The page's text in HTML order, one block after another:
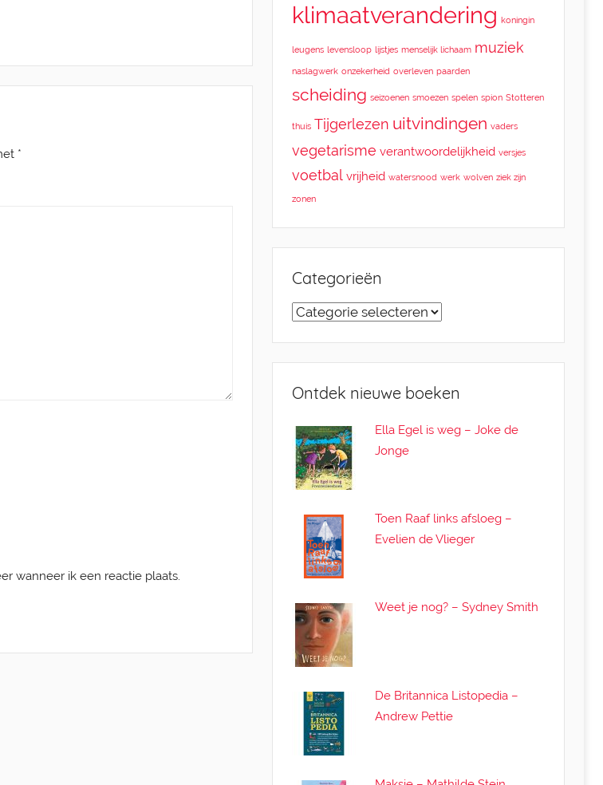
*
wanneer ik een reactie plaats.
klimaatverandering koningin
leugens levensloop lijstjes menselijk lichaam muziek
naslagwerk onzekerheid overleven paarden
scheiding seizoenen smoezen spelen spion Stotteren
thuis Tijgerlezen uitvindingen vaders
vegetarisme verantwoordelijkheid versjes
voetbal vrijheid watersnood werk wolven ziek zijn
zonen
Categorieën
Categorieën
Ontdek nieuwe boeken
Ella Egel is weg – Joke de
Jonge
Toen Raaf links afsloeg –
Evelien de Vlieger
Weet je nog? – Sydney Smith
De Britannica Listopedia –
Andrew Pettie